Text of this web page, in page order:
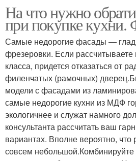
На что нужно
при покупке кухни.
Самые недорогие фасады —
фрезеровки. Если рассчитываете
класса, придется отказаться от
филенчатых (рамочных)
модели с фасадами из
самые недорогие кухни из МДФ
экологичнее и служат намного
консультанта рассчитать ваш
вариантах. Вполне вероятно, что
совсем